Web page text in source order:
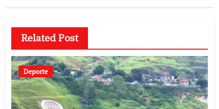
Related Post
Deporte